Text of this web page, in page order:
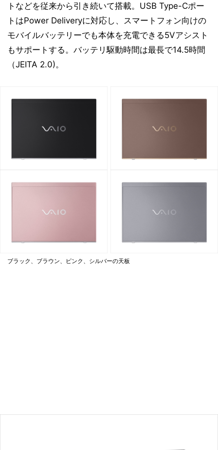
トなどを従来から引き続いて搭載。USB Type-Cポー
トはPower Deliveryに対応し、スマートフォン向けの
モバイルバッテリーでも本体を充電できる5Vアシスト
もサポートする。バッテリ駆動時間は最長で14.5時間
（JEITA 2.0)。
ブラック、ブラウン、ピンク、シルバーの天板